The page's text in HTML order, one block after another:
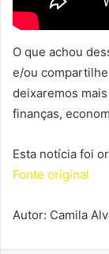
O que achou
e/ou
deixaremos
finanças,
Esta notícia foi
Fonte original
Autor: Camila